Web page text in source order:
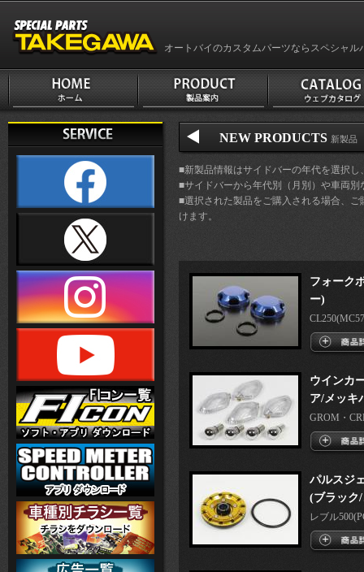
オートバイのカスタムパーツならスペシャル
NEW PRODUCTS 新製品
■新製品情報はサイドバーの年代を選択
■サイドバーから年代別（月別）や車両
■選択された製品をご購入される場合、
けます。
フォーク
ー)
ウインカ
ア/メッキ
GROM・
パルスジ
(ブラック
レブル